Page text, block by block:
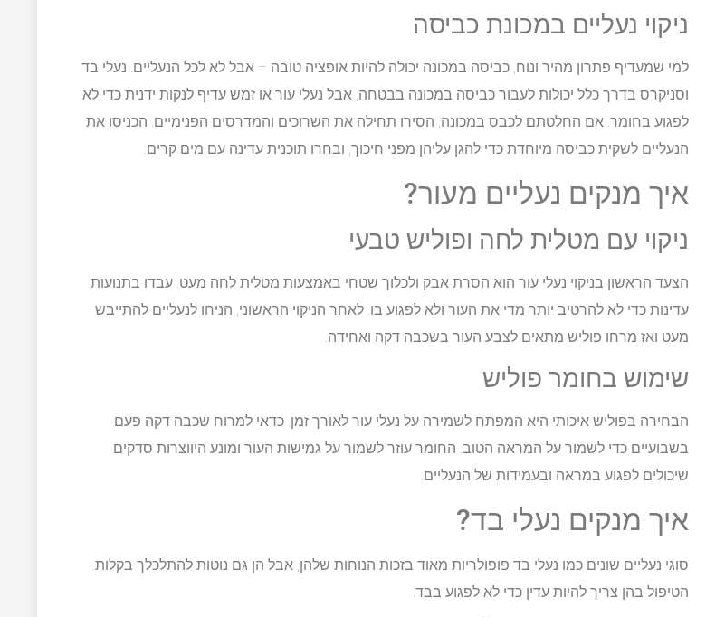
ניקוי נעליים במכונת כביסה
למי שמעדיף פתרון מהיר ונוח, כביסה במכונה יכולה להיות אופציה טובה – אבל לא לכל הנעליים. נעלי בד
וסניקרס בדרך כלל יכולות לעבור כביסה במכונה בבטחה, אבל נעלי עור או זמש עדיף לנקות ידנית כדי לא
לפגוע בחומר. אם החלטתם לכבס במכונה, הסירו תחילה את השרוכים והמדרסים הפנימיים. הכניסו את
הנעליים לשקית כביסה מיוחדת כדי להגן עליהן מפני חיכוך, ובחרו תוכנית עדינה עם מים קרים.
איך מנקים נעליים מעור?
ניקוי עם מטלית לחה ופוליש טבעי
הצעד הראשון בניקוי נעלי עור הוא הסרת אבק ולכלוך שטחי באמצעות מטלית לחה מעט. עבדו בתנועות
עדינות כדי לא להרטיב יותר מדי את העור ולא לפגוע בו. לאחר הניקוי הראשוני, הניחו לנעליים להתייבש
מעט ואז מרחו פוליש מתאים לצבע העור בשכבה דקה ואחידה.
שימוש בחומר פוליש
הבחירה בפוליש איכותי היא המפתח לשמירה על נעלי עור לאורך זמן. כדאי למרוח שכבה דקה פעם
בשבועיים כדי לשמור על המראה הטוב. החומר עוזר לשמור על גמישות העור ומונע היווצרות סדקים
שיכולים לפגוע במראה ובעמידות של הנעליים.
איך מנקים נעלי בד?
סוגי נעליים שונים כמו נעלי בד פופולריות מאוד בזכות הנוחות שלהן, אבל הן גם נוטות להתלכלך בקלות.
הטיפול בהן צריך להיות עדין כדי לא לפגוע בבד.